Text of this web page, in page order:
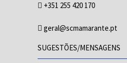
+351 255 420 170
geral@scmamarante.pt
SUGESTÕES/MENSAGENS